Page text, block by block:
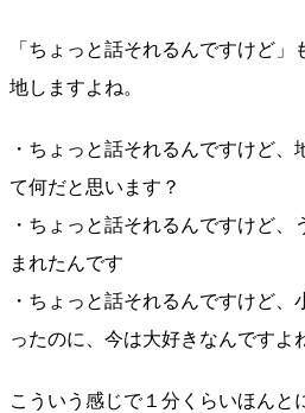
「ちょっと話それるんですけど
地しますよね。
・ちょっと話それるんですけど
て何だと思います？
・ちょっと話それるんですけど
まれたんです
・ちょっと話それるんですけど
ったのに、今は大好きなんですよ
こういう感じで１分くらいほんと